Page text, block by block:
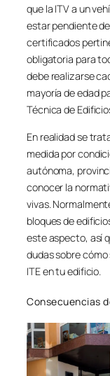
que la ITV a un
estar pendiente
certificados
obligatoria para
debe realizarse
mayoría de edad
Técnica de
En realidad se
medida por
autónoma,
conocer la
vivas.
bloques de
este aspecto, así
dudas sobre
ITE en tu edificio.
Consecuencias